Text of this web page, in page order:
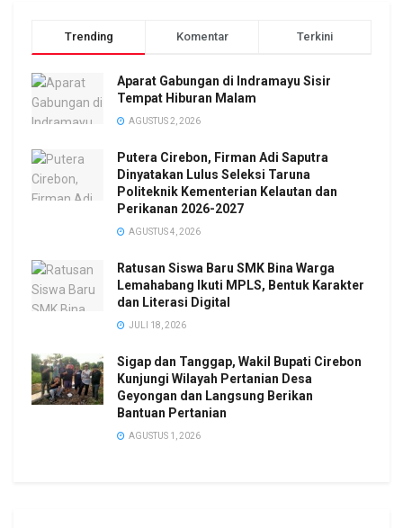
Trending Komentar Terkini
Aparat Gabungan di Indramayu Sisir
Tempat Hiburan Malam
AGUSTUS 2, 2026
Putera Cirebon, Firman Adi Saputra
Dinyatakan Lulus Seleksi Taruna
Politeknik Kementerian Kelautan dan
Perikanan 2026-2027
AGUSTUS 4, 2026
Ratusan Siswa Baru SMK Bina Warga
Lemahabang Ikuti MPLS, Bentuk Karakter
dan Literasi Digital
JULI 18, 2026
Sigap dan Tanggap, Wakil Bupati Cirebon
Kunjungi Wilayah Pertanian Desa
Geyongan dan Langsung Berikan
Bantuan Pertanian
AGUSTUS 1, 2026